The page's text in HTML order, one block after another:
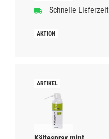
Schnelle Lieferzeit